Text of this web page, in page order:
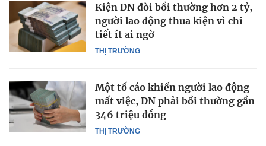
THỊ TRƯỜNG
Kiện DN đòi bồi thường hơn 2 tỷ,
người lao động thua kiện vì chi
tiết ít ai ngờ
THỊ TRƯỜNG
Một tố cáo khiến người lao động
mất việc, DN phải bồi thường gần
346 triệu đồng